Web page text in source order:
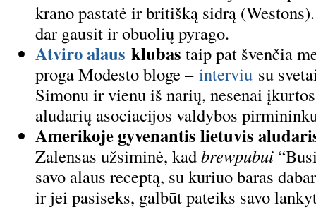
krano pastatė ir britišką sidrą
dar gausit ir obuolių pyrago.
Atviro alaus klubas taip pat švenčia
proga Modesto bloge – interviu su
Simonu ir vienu iš narių, nesenai
aludarių asociacijos valdybos
Amerikoje gyvenantis lietuvis
Zalensas užsiminė, kadbrewpubui
savo alaus receptą, su kuriuo baras
ir jei pasiseks, galbūt pateiks savo